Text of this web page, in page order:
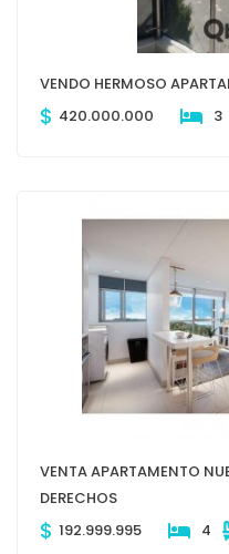
VENDO HERMOSO
$ 420.000.000 3
VENTA APARTAMENTO
DERECHOS
$ 192.999.995 4